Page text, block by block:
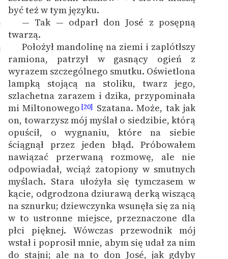
być też w tym języku.
— Tak — odparł don José z posępną
twarzą.
Położył mandolinę na ziemi i zaplótłszy
ramiona, patrzył w gasnący ogień z
wyrazem szczególnego smutku. Oświetlona
lampką stojącą na stoliku, twarz jego,
szlachetna zarazem i dzika, przypominała
mi Miltonowego [20] Szatana. Może, tak jak
on, towarzysz mój myślał o siedzibie, którą
opuścił, o wygnaniu, które na siebie
ściągnął przez jeden błąd. Próbowałem
nawiązać przerwaną rozmowę, ale nie
odpowiadał, wciąż zatopiony w smutnych
myślach. Stara ułożyła się tymczasem w
kącie, odgrodzona dziurawą derką wiszącą
na sznurku; dziewczynka wsunęła się za nią
w to ustronne miejsce, przeznaczone dla
płci pięknej. Wówczas przewodnik mój
wstał i poprosił mnie, abym się udał za nim
do stajni; ale na to don José, jak gdyby